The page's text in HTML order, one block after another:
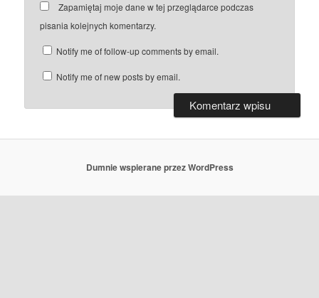
Zapamiętaj moje dane w tej przeglądarce podczas
pisania kolejnych komentarzy.
Notify me of follow-up comments by email.
Notify me of new posts by email.
Dumnie wspierane przez WordPress